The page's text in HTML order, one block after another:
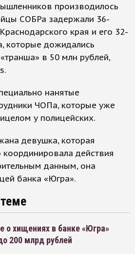
производилось
СОБРа задержали 36-
края и его 32-
которые дожидались
в 50 млн рублей,
нанятые
ЧОПа, которые уже
у полицейских.
девушка, которая
действия
данным, она
банка «Югра».
о хищениях в банке «Югра»
200 млрд рублей